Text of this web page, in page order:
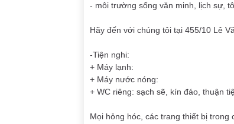
- môi trường sống văn minh, lịch sự,
Hãy đến với chúng tôi tại 455/10 Lê
-Tiện nghi:
+ Máy lạnh:
+ Máy nước nóng:
+ WC riêng: sạch sẽ, kín đáo, thuận
Mọi hỏng hóc, các trang thiết bị